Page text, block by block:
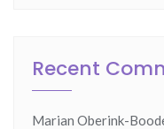
Recent
Marian Oberink-